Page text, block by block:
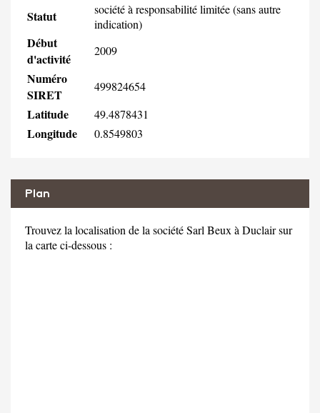
Statut
société à responsabilité limitée (sans autre
indication)
Début
d'activité
2009
Numéro
SIRET
499824654
Latitude 49.4878431
Longitude 0.8549803
Plan
Trouvez la localisation de la société Sarl Beux à Duclair sur
la carte ci-dessous :